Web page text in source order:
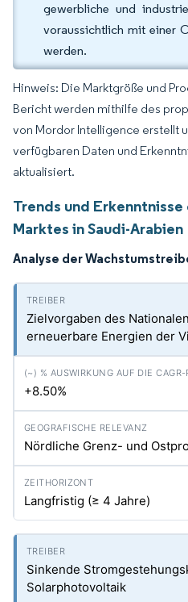
gewerbliche und
voraussichtlich mit einer
werden.
Hinweis: Die Marktgröße und
Bericht werden mithilfe des
von Mordor Intelligence erstellt
verfügbaren Daten und
aktualisiert.
Trends und
Marktes in Saudi-Arabien
Analyse der
Zielvorgaben des
erneuerbare Energien der
+8.50%
Nördliche Grenz- und
Langfristig (≥ 4 Jahre)
Sinkende
Solarphotovoltaik